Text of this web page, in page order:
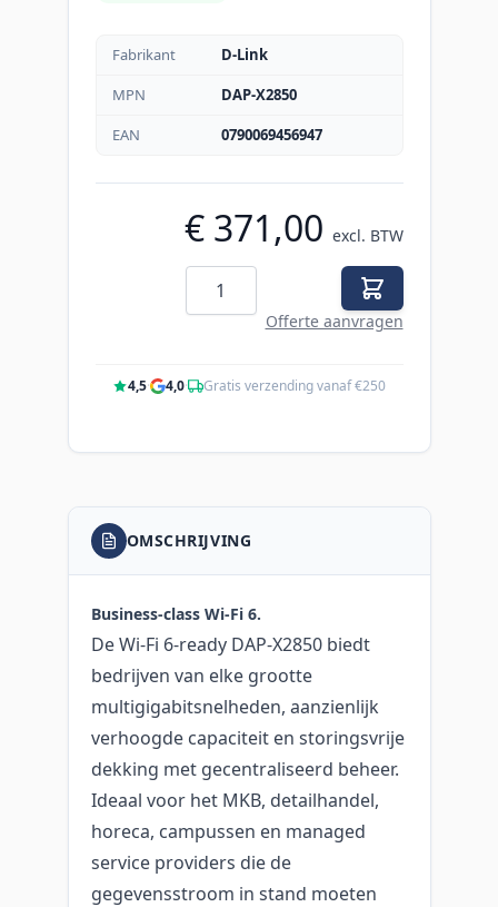
Fabrikant
D-Link
MPN
DAP-X2850
EAN
0790069456947
€ 371,00 excl. BTW
Aantal
Offerte aanvragen
4,5· 4,0· Gratis verzending vanaf €250
OMSCHRIJVING
Business‑class Wi‑Fi 6.
De Wi-Fi 6-ready DAP-X2850 biedt
bedrijven van elke grootte
multigigabitsnelheden, aanzienlijk
verhoogde capaciteit en storingsvrije
dekking met gecentraliseerd beheer.
Ideaal voor het MKB, detailhandel,
horeca, campussen en managed
service providers die de
gegevensstroom in stand moeten